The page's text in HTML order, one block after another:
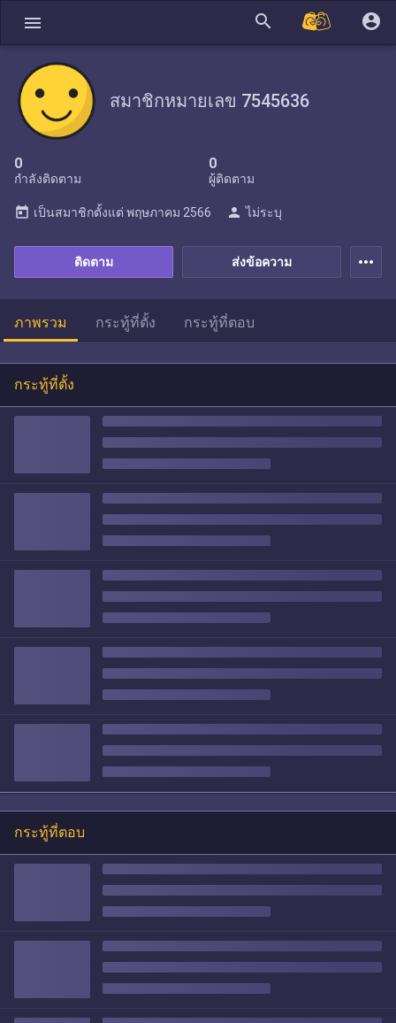
menu search account_circle
สมาชิกหมายเลข 7545636
0
กำลังติดตาม
0
ผู้ติดตาม
ส่งข้อความ
ติดตาม
today เป็นสมาชิกตั้งแต่ พฤษภาคม 2566 person ไม่ระบุ
more_horiz
ภาพรวม กระทู้ที่ตั้ง กระทู้ที่ตอบ
กระทู้ที่ตั้ง
กระทู้ที่ตอบ